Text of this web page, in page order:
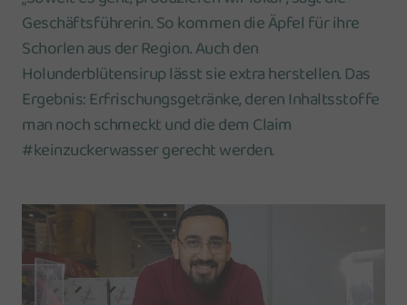
Geschäftsführerin. So kommen die Äpfel für ihre
Schorlen aus der Region. Auch den
Holunderblütensirup lässt sie extra herstellen. Das
Ergebnis: Erfrischungsgetränke, deren Inhaltsstoffe
man noch schmeckt und die dem Claim
#keinzuckerwasser gerecht werden.